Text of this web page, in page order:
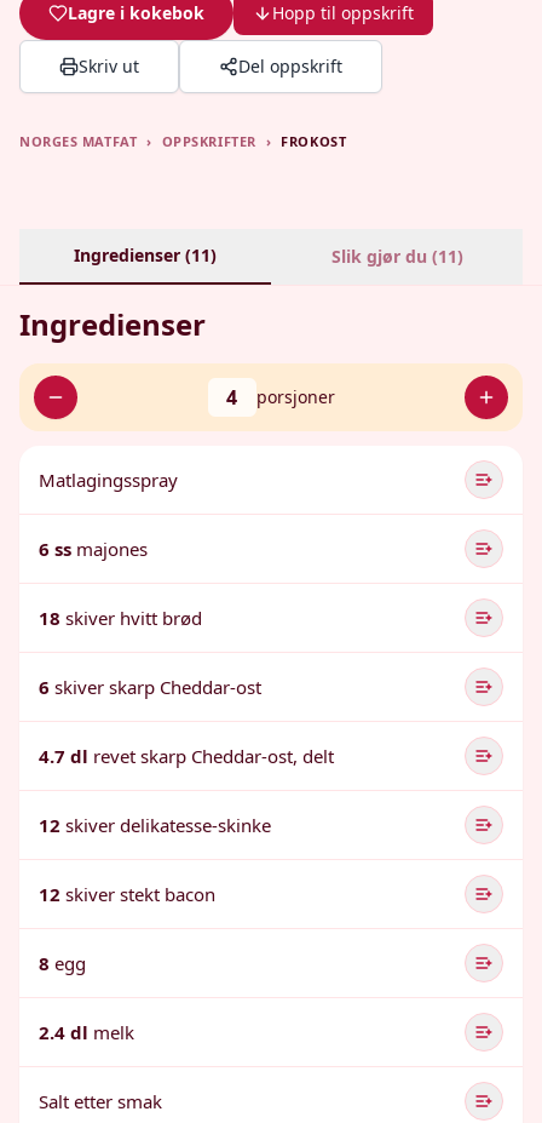
Lagre i kokebok Hopp til oppskrift
Skriv ut Del oppskrift
NORGES MATFAT › OPPSKRIFTER › FROKOST
Ingredienser (11) Slik gjør du (11)
Ingredienser
4 porsjoner
Matlagingsspray
6 ss majones
18 skiver hvitt brød
6 skiver skarp Cheddar-ost
4.7 dl revet skarp Cheddar-ost, delt
12 skiver delikatesse-skinke
12 skiver stekt bacon
8 egg
2.4 dl melk
Salt etter smak